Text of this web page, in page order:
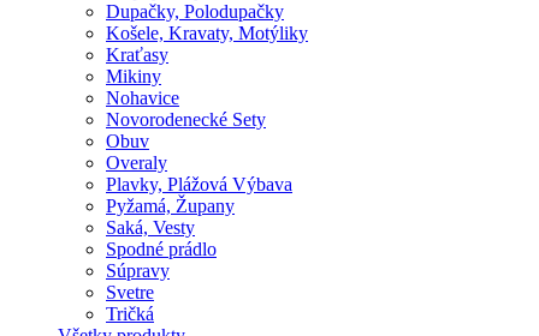
Dupačky, Polodupačky
Košele, Kravaty, Motýliky
Kraťasy
Mikiny
Nohavice
Novorodenecké Sety
Obuv
Overaly
Plavky, Plážová Výbava
Pyžamá, Župany
Saká, Vesty
Spodné prádlo
Súpravy
Svetre
Tričká